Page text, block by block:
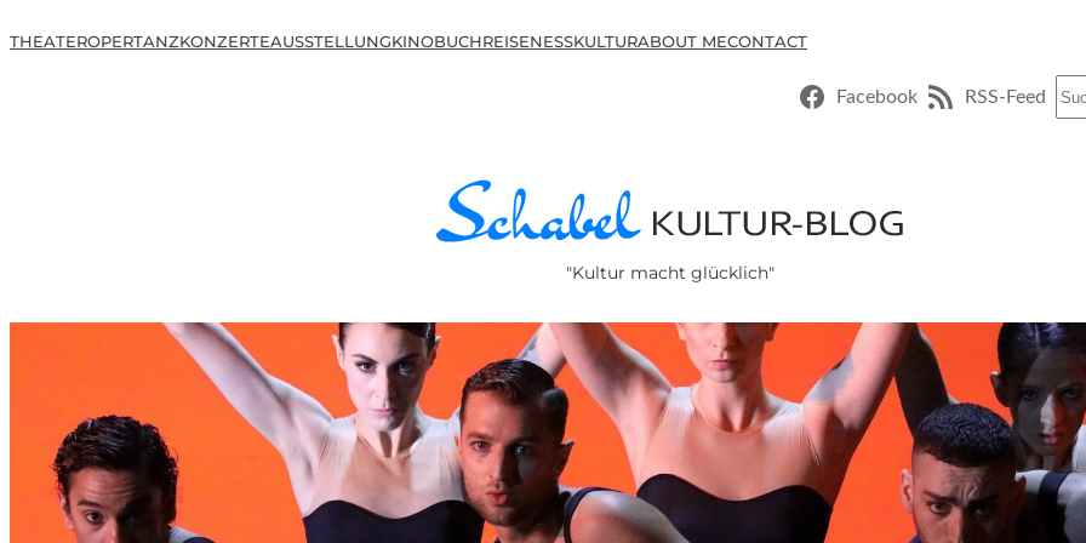
THEATEROPERTANZKONZERTEAUSSTELLUNGKINOBUCHREISENESSKULTURABOUT MECONTACT
Facebook RSS-Feed
"Kultur macht glücklich"